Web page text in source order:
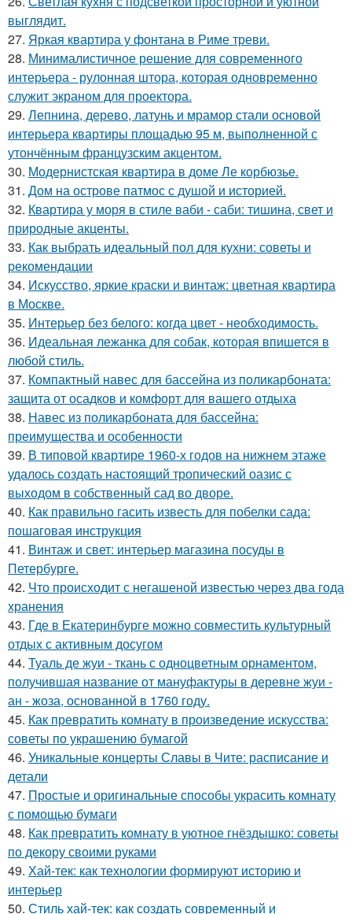
выглядит.
27. Яркая квартира у фонтана в Риме треви.
28. Минималистичное решение для современного
интерьера - рулонная штора, которая одновременно
служит экраном для проектора.
29. Лепнина, дерево, латунь и мрамор стали основой
интерьера квартиры площадью 95 м, выполненной с
утончённым французским акцентом.
30. Модернистская квартира в доме Ле корбюзье.
31. Дом на острове патмос с душой и историей.
32. Квартира у моря в стиле ваби - саби: тишина, свет и
природные акценты.
33. Как выбрать идеальный пол для кухни: советы и
рекомендации
34. Искусство, яркие краски и винтаж: цветная квартира
в Москве.
35. Интерьер без белого: когда цвет - необходимость.
36. Идеальная лежанка для собак, которая впишется в
любой стиль.
37. Компактный навес для бассейна из поликарбоната:
защита от осадков и комфорт для вашего отдыха
38. Навес из поликарбоната для бассейна:
преимущества и особенности
39. В типовой квартире 1960-х годов на нижнем этаже
удалось создать настоящий тропический оазис с
выходом в собственный сад во дворе.
40. Как правильно гасить известь для побелки сада:
пошаговая инструкция
41. Винтаж и свет: интерьер магазина посуды в
Петербурге.
42. Что происходит с негашеной известью через два года
хранения
43. Где в Екатеринбурге можно совместить культурный
отдых с активным досугом
44. Туаль де жуи - ткань с одноцветным орнаментом,
получившая название от мануфактуры в деревне жуи -
ан - жоза, основанной в 1760 году.
45. Как превратить комнату в произведение искусства:
советы по украшению бумагой
46. Уникальные концерты Славы в Чите: расписание и
детали
47. Простые и оригинальные способы украсить комнату
с помощью бумаги
48. Как превратить комнату в уютное гнёздышко: советы
по декору своими руками
49. Хай-тек: как технологии формируют историю и
интерьер
50. Стиль хай-тек: как создать современный и